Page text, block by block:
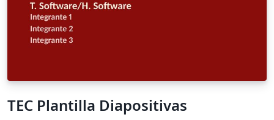
TEC Plantilla Diapositivas